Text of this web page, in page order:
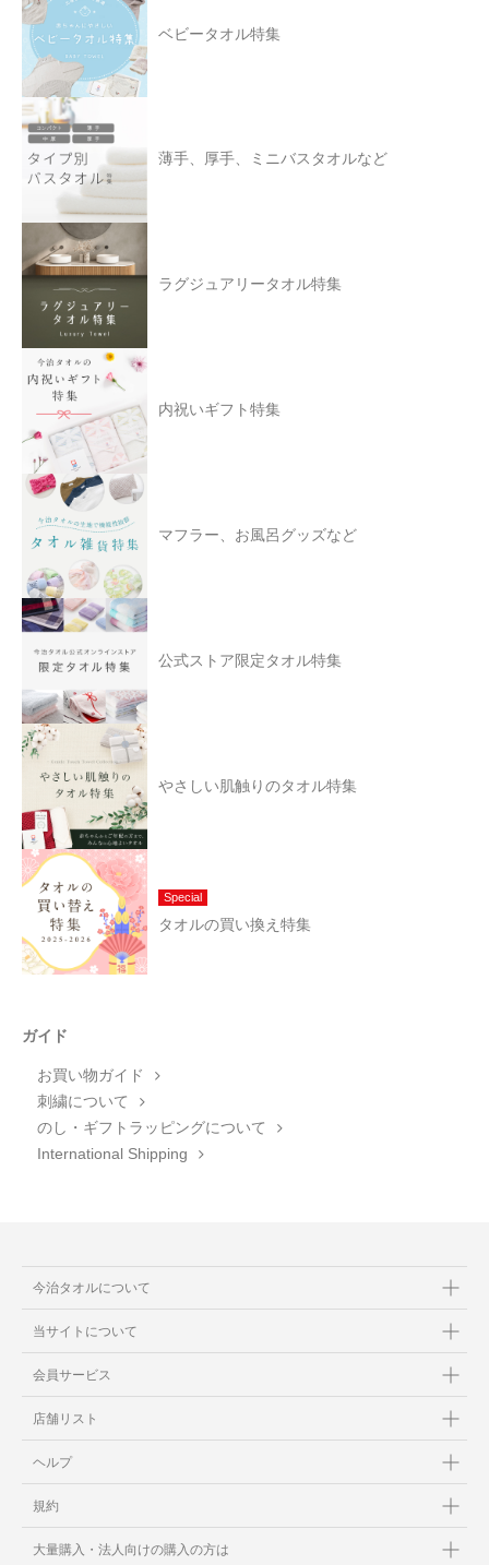
ベビータオル特集
薄手、厚手、ミニバスタオルなど
ラグジュアリータオル特集
内祝いギフト特集
マフラー、お風呂グッズなど
公式ストア限定タオル特集
やさしい肌触りのタオル特集
Special
タオルの買い換え特集
ガイド
お買い物ガイド
刺繍について
のし・ギフトラッピングについて
International Shipping
今治タオルについて
当サイトについて
会員サービス
店舗リスト
ヘルプ
規約
大量購入・法人向けの購入の方は